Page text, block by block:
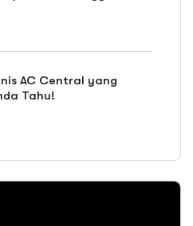
AC Central yang
Tahu!